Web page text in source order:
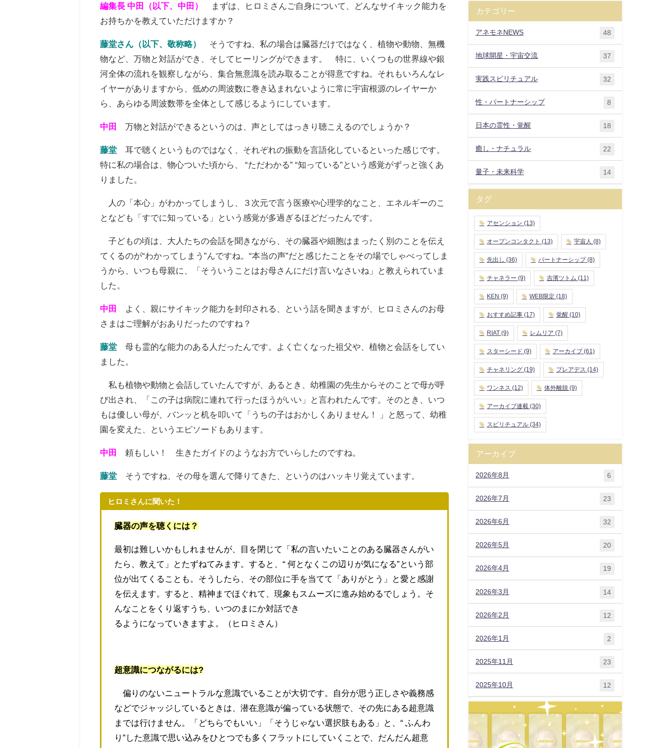
編集長 中田（以下、中田） まずは、 ヒロミさんご自身について、どんなサイキック能力を
お持ちかを教えていただけますか？
藤堂さん（以下、敬称略） そうですね、私の場合は臓器だけではなく、植物や動物、無機
物など、万物と対話ができ、そしてヒーリングができ ます。特に、いくつもの世界線や銀
河全体の流れを観察しながら、集合無意識を読み取ることが得意ですね。それもいろんなレ
イヤーがありますから、低めの周波数に巻き込まれない ように常に宇宙根源のレイヤーか
ら、 あらゆる周波数帯を全体として感じ るようにしています。
中田 万物と対話ができるというのは、声としてはっきり聴こえるのでしょうか？
藤堂 耳で聴くというものではな く、それぞれの振動を言語化しているといった感じです。
特に私の場合は、物心ついた頃から、 “ただわかる” “知っている”という感覚がずっ と強くあ
りました。
人の「本心」がわかってしまうし、 ３次元で言う医療や心理学的なこ と、エネルギーのこ
となども「すでに知っている」という感覚が多過ぎるほどだったんです。
子どもの頃は、大人たちの会話を聞きながら、その臓器や細胞は まったく別のことを伝え
てくるのが“わかってしまう”んですね。“本当の声”だと感じたことをその場でしゃべってしま
うから、いつも母親に、「そういうことはお母さんにだけ言いなさいね」と教えられていま
した。
中田 よく、親にサイキック能力を封印される、という話を聞きますが、
ヒロミさんのお母
さまはご理解がおありだったのですね？
藤堂 母も霊的な能力のある人だったんです。よく亡くなった祖父や、植物と会話をしてい
ました。
私も植物や動物と会話していたん ですが、あるとき、幼稚園の先生からそのことで母が呼
び出され、「この子は病院に連れて行ったほうがいい」と言われたんです。そのとき、 いつ
もは優しい母が、バンッと机を叩いて「うちの子はおかしくありません！ 」と怒って、幼稚
園を変えた、
というエピソードもあります。
中田 頼もしい！ 生きたガイドのようなお方でいらしたのですね。
藤堂 そうですね、その母を選んで降りてきた、というのはハッキリ覚 えています。
ヒロミさんに聞いた！
臓器の声を聴くには？
最初は難しいかもしれませんが、目を閉じて「私の言いたいことのある臓器さんがい
たら、教えて」とたずねてみます。すると、“ 何となくこの辺りが気になる”という部
位が出てくることも。そうしたら、その部位に手を当てて「ありがとう」と愛と感謝
を伝えます。すると、精神までほぐれて、現象もスムーズに進み始めるでしょう。そ
んなことをくり返すうち、いつのまにか対話でき
るようになっていきますよ。（ヒロミさん）
超意識につながるには?
偏りのないニュートラルな意識でいることが大切です。自分が思う正しさや義務感
などでジャッジしているときは、潜在意識が偏っている状態で、その先にある超意識
までは行けません。「どちらでもいい」「そうじゃない選択肢もある」と、“ ふんわ
り”した意識で思い込みをひとつでも多くフラットにしていくことで、だんだん超意
カテゴリー
アネモネNEWS 48
地球開星・宇宙交流 37
実践スピリチュアル 32
性・パートナーシップ 8
日本の霊性・覚醒 18
癒し・ナチュラル 22
量子・未来科学 14
タグ
アセンション (13)
オープンコンタクト (13) 宇宙人 (8)
先出し (36) パートナーシップ(8)
チャネラー (9) 吉濱ツトム (11)
KEN (9) WEB限定 (18)
おすすめ記事(17) 覚醒 (10)
RIAT(9) レムリア (7)
スターシード (9) アーカイブ(61)
チャネリング(19) プレアデス (14)
ワンネス (12) 体外離脱(9)
アーカイブ連載(30)
スピリチュアル(34)
アーカイブ
2026年8月 6
2026年7月 23
2026年6月 32
2026年5月 20
2026年4月 19
2026年3月 14
2026年2月 12
2026年1月 2
2025年11月 23
2025年10月 12